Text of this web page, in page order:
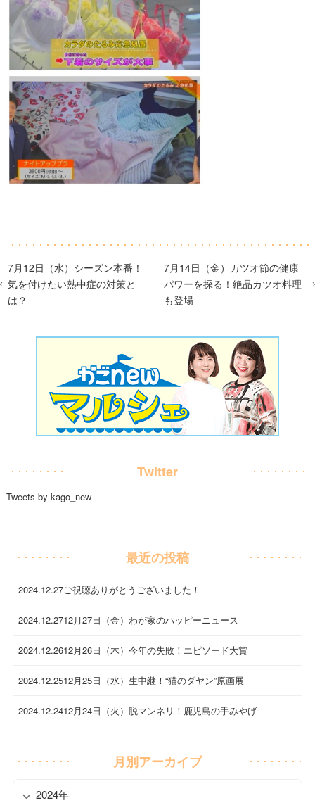
7月12日（水）シーズン本番！
気を付けたい熱中症の対策と
は？
7月14日（金）カツオ節の健康
パワーを探る！絶品カツオ料理
も登場
Twitter
Tweets by kago_new
最近の投稿
2024.12.27ご視聴ありがとうございました！
2024.12.2712月27日（金）わが家のハッピーニュース
2024.12.2612月26日（木）今年の失敗！エピソード大賞
2024.12.2512月25日（水）生中継！“猫のダヤン”原画展
2024.12.2412月24日（火）脱マンネリ！鹿児島の手みやげ
月別アーカイブ
2024年